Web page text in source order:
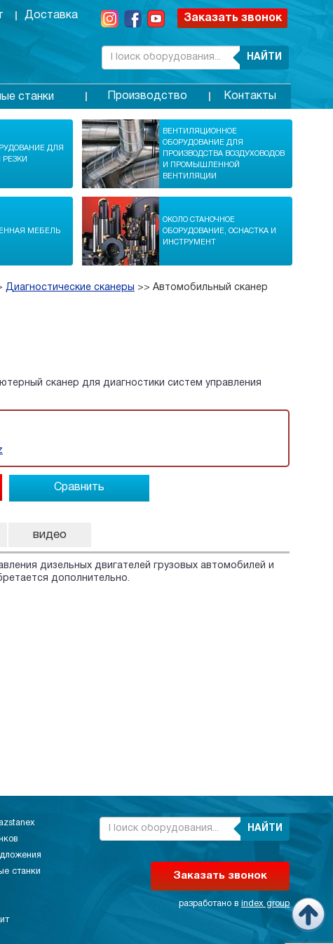
Доставка Заказать звонок
НАЙТИ
станки Производство Контакты
ДЛЯ
РЕЗКИ
ВЕНТИЛЯЦИОННОЕ
ОБОРУДОВАНИЕ ДЛЯ
ПРОИЗВОДСТВА ВОЗДУХОВОДОВ
И ПРОМЫШЛЕННОЙ
ВЕНТИЛЯЦИИ
МЕБЕЛЬ
ОКОЛО СТАНОЧНОЕ
ОБОРУДОВАНИЕ, ОСНАСТКА И
ИНСТРУМЕНТ
Диагностические сканеры >> Автомобильный сканер
сканер для диагностики систем управления
Сравнить
видео
дизельных двигателей грузовых автомобилей и
дополнительно.
станки
НАЙТИ
Заказать звонок
разработано в index group